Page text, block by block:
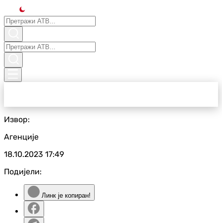
Извор:
Агенције
18.10.2023 17:49
Подијели:
Линк је копиран!